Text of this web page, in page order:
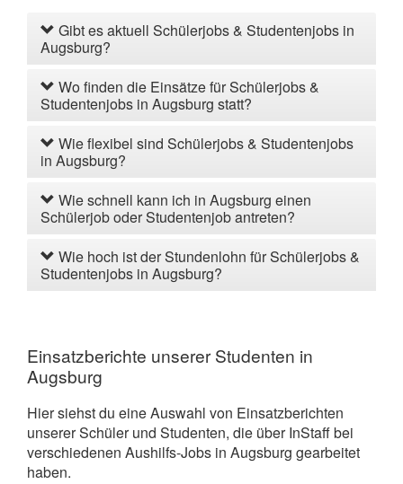
Gibt es aktuell Schülerjobs & Studentenjobs in
Augsburg?
Wo finden die Einsätze für Schülerjobs &
Studentenjobs in Augsburg statt?
Wie flexibel sind Schülerjobs & Studentenjobs
in Augsburg?
Wie schnell kann ich in Augsburg einen
Schülerjob oder Studentenjob antreten?
Wie hoch ist der Stundenlohn für Schülerjobs &
Studentenjobs in Augsburg?
Einsatzberichte unserer Studenten in
Augsburg
Hier siehst du eine Auswahl von Einsatzberichten
unserer Schüler und Studenten, die über InStaff bei
verschiedenen Aushilfs-Jobs in Augsburg gearbeitet
haben.